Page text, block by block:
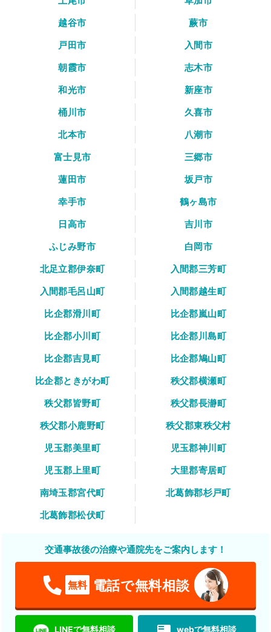
越谷市
蕨市
戸田市
入間市
朝霞市
志木市
和光市
新座市
桶川市
久喜市
北本市
八潮市
富士見市
三郷市
蓮田市
坂戸市
幸手市
鶴ヶ島市
日高市
吉川市
ふじみ野市
白岡市
北足立郡伊奈町
入間郡三芳町
入間郡毛呂山町
入間郡越生町
比企郡滑川町
比企郡嵐山町
比企郡小川町
比企郡川島町
比企郡吉見町
比企郡鳩山町
比企郡ときがわ町
秩父郡横瀬町
秩父郡皆野町
秩父郡長瀞町
秩父郡小鹿野町
秩父郡東秩父村
児玉郡美里町
児玉郡神川町
児玉郡上里町
大里郡寄居町
南埼玉郡宮代町
北葛飾郡杉戸町
北葛飾郡松伏町
交通事故後の治療や通院先をご案内します！
無料 電話で無料相談
LINEで無料相談 webで無料相談